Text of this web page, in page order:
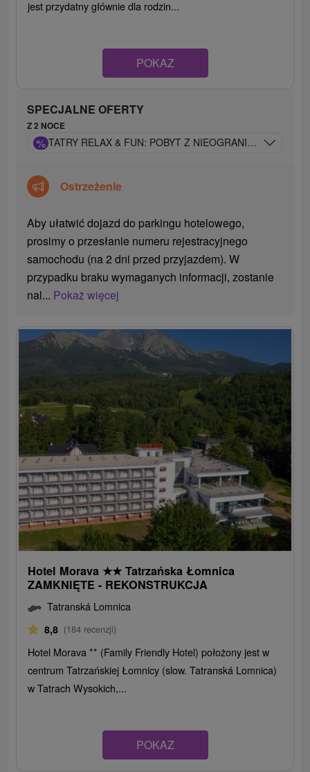
jest przydatny głównie dla rodzin...
POKAZ
SPECJALNE OFERTY
Z 2 NOCE
% TATRY RELAX & FUN: POBYT Z NIEOGRANICZONYM
Ostrzeżenie
Aby ułatwić dojazd do parkingu hotelowego,
prosimy o przesłanie numeru rejestracyjnego
samochodu (na 2 dni przed przyjazdem). W
przypadku braku wymaganych informacji, zostanie
nal... Pokaż więcej
Hotel Morava ★★ Tatrzańska Łomnica
ZAMKNIĘTE - REKONSTRUKCJA
Tatranská Lomnica
8,8 (184 recenzji)
Hotel Morava ** (Family Friendly Hotel) położony jest w
centrum Tatrzańskiej Łomnicy (slow. Tatranská Lomnica)
w Tatrach Wysokich,...
POKAZ